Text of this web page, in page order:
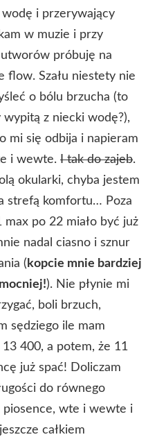
wodę i przerywający
w muzie i przy
próbuję na
flow. Szału niestety nie
o bólu brzucha (to
z niecki wodę?),
mi się odbija i napieram
i wewte. I tak do zajeb.
okularki, chyba jestem
strefą komfortu… Poza
max po 22 miało być już
nadal ciasno i sznur
( kopcie mnie bardziej
). Nie płynie mi
boli brzuch,
sędziego ile mam
13 400, a potem, że 11
już spać! Doliczam
do równego
piosence, wte i wewte i
całkiem